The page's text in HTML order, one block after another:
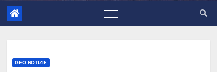
GEO NOTIZIE